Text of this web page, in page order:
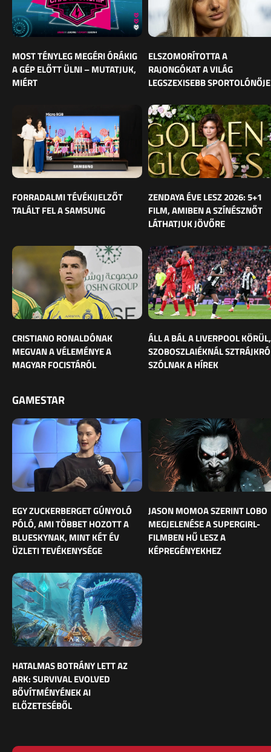
MOST TÉNYLEG MEGÉRI ÓRÁKIG
A GÉP ELŐTT ÜLNI – MUTATJUK,
MIÉRT
ELSZOMORÍTOTTA A
RAJONGÓKAT A VILÁG
LEGSZEXISEBB SPORTOLÓNŐJE
FORRADALMI TÉVÉKIJELZŐT
TALÁLT FEL A SAMSUNG
ZENDAYA ÉVE LESZ 2026: 5+1
FILM, AMIBEN A SZÍNÉSZNŐT
LÁTHATJUK JÖVŐRE
CRISTIANO RONALDÓNAK
MEGVAN A VÉLEMÉNYE A
MAGYAR FOCISTÁRÓL
ÁLL A BÁL A LIVERPOOL KÖRÜL,
SZOBOSZLAIÉKNÁL
SZÓLNAK A HÍREK
GAMESTAR
EGY ZUCKERBERGET GÚNYOLÓ
PÓLÓ, AMI TÖBBET HOZOTT A
BLUESKYNAK, MINT KÉT ÉV
ÜZLETI TEVÉKENYSÉGE
JASON MOMOA SZERINT LOBO
MEGJELENÉSE A SUPERGIRL-
FILMBEN HŰ LESZ A
KÉPREGÉNYEKHEZ
HATALMAS BOTRÁNY LETT AZ
ARK: SURVIVAL EVOLVED
BŐVÍTMÉNYÉNEK AI
ELŐZETESÉBŐL